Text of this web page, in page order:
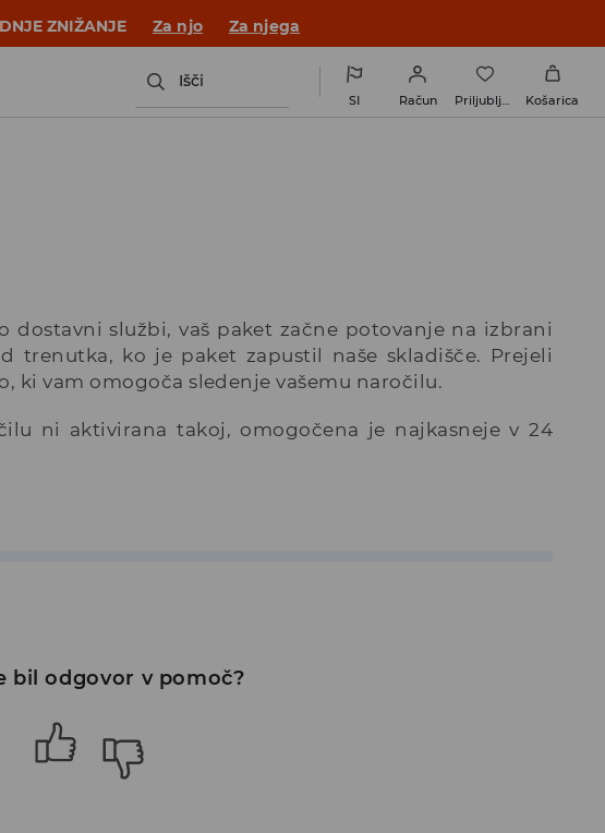
ZNIŽANJE Za njo Za njega
Išči
SI Račun Priljubljene Košarica
službi, vaš paket začne potovanje na izbrani
trenutka, ko je paket zapustil naše skladišče. Prejeli
ki vam omogoča sledenje vašemu naročilu.
ni aktivirana takoj, omogočena je najkasneje v 24
bil odgovor v pomoč?